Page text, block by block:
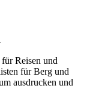
für Reisen und
für Berg und
ausdrucken und